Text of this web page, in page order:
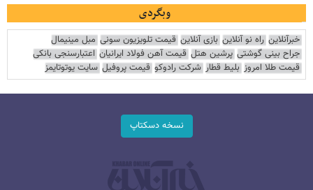
وبگردی
خبرآنلاین راه نو آنلاین بازی آنلاین قیمت تلویزیون سونی مبل مینیمال
جراح بینی گوشتی پرشین هتل قیمت آهن فولاد ایرانیان اعتبارسنجی بانکی
قیمت طلا امروز بلیط قطار شرکت رادوکو قیمت پروفیل سایت یوتوتایمز
نسخه دسکتاپ